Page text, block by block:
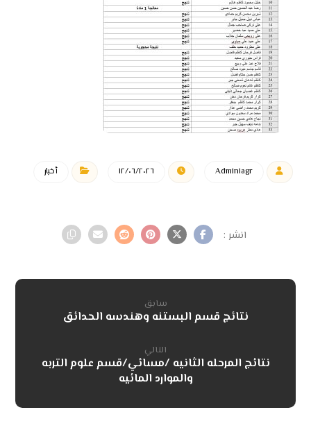
Admin١agr ١٢/٠٦/٢٠٢٦ أخبار
سابق
نتائج قسم البستنه وهندسه الحدائق
التالي
نتائج المرحله الثانيه /مسائي/قسم علوم التربه
والموارد المائيه